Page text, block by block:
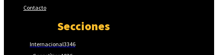
Contacto
Secciones
Internacional3346